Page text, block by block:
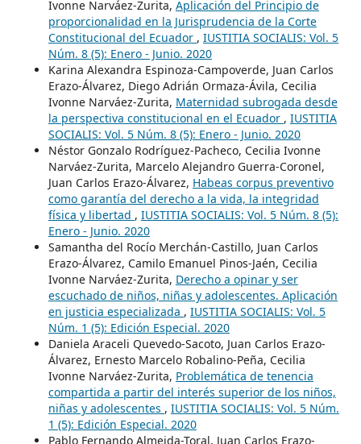
Ivonne Narváez-Zurita, Aplicación del Principio de
proporcionalidad en la Jurisprudencia de la Corte
Constitucional del Ecuador , IUSTITIA SOCIALIS: Vol. 5
Núm. 8 (5): Enero - Junio. 2020
Karina Alexandra Espinoza-Campoverde, Juan Carlos
Erazo-Álvarez, Diego Adrián Ormaza-Ávila, Cecilia
Ivonne Narváez-Zurita, Maternidad subrogada desde
la perspectiva constitucional en el Ecuador , IUSTITIA
SOCIALIS: Vol. 5 Núm. 8 (5): Enero - Junio. 2020
Néstor Gonzalo Rodríguez-Pacheco, Cecilia Ivonne
Narváez-Zurita, Marcelo Alejandro Guerra-Coronel,
Juan Carlos Erazo-Álvarez, Habeas corpus preventivo
como garantía del derecho a la vida, la integridad
física y libertad , IUSTITIA SOCIALIS: Vol. 5 Núm. 8 (5):
Enero - Junio. 2020
Samantha del Rocío Merchán-Castillo, Juan Carlos
Erazo-Álvarez, Camilo Emanuel Pinos-Jaén, Cecilia
Ivonne Narváez-Zurita, Derecho a opinar y ser
escuchado de niños, niñas y adolescentes. Aplicación
en justicia especializada , IUSTITIA SOCIALIS: Vol. 5
Núm. 1 (5): Edición Especial. 2020
Daniela Araceli Quevedo-Sacoto, Juan Carlos Erazo-
Álvarez, Ernesto Marcelo Robalino-Peña, Cecilia
Ivonne Narváez-Zurita, Problemática de tenencia
compartida a partir del interés superior de los niños,
niñas y adolescentes , IUSTITIA SOCIALIS: Vol. 5 Núm.
1 (5): Edición Especial. 2020
Pablo Fernando Almeida-Toral, Juan Carlos Erazo-